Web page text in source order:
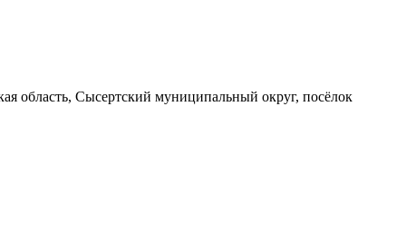
область, Сысертский муниципальный округ, посёлок